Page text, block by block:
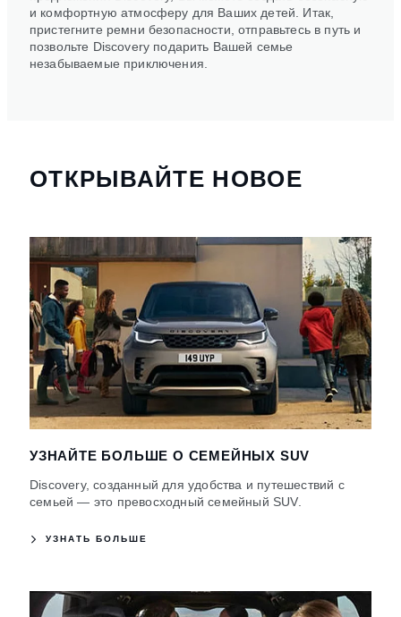
и комфортную атмосферу для Ваших детей. Итак,
пристегните ремни безопасности, отправьтесь в путь и
позвольте Discovery подарить Вашей семье
незабываемые приключения.
ОТКРЫВАЙТЕ НОВОЕ
УЗНАЙТЕ БОЛЬШЕ О СЕМЕЙНЫХ SUV
Discovery, созданный для удобства и путешествий с
семьей — это превосходный семейный SUV.
УЗНАТЬ БОЛЬШЕ